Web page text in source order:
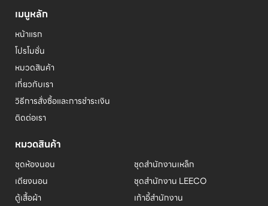
เมนูหลัก
หน้าแรก
โปรโมชั่น
หมวดสินค้า
เกี่ยวกับเรา
วิธีการสั่งซื้อและการชำระเงิน
ติดต่อเรา
หมวดสินค้า
ชุดห้องนอน
เตียงนอน
ตู้เสื้อผ้า
ชุดสำนักงานเหล็ก
ชุดสำนักงาน LEECO
เก้าอี้สำนักงาน